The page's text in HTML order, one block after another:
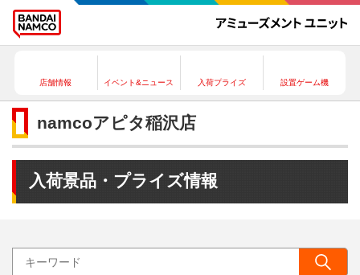
店舗情報 イベント&ニュース 入荷プライズ 設置ゲーム機
namcoアピタ稲沢店
入荷景品・プライズ情報